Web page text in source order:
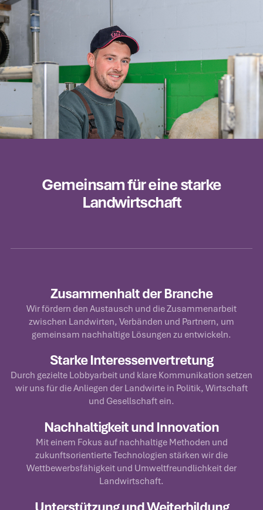
Gemeinsam für eine starke
Landwirtschaft
Zusammenhalt der Branche
Wir fördern den Austausch und die Zusammenarbeit
zwischen Landwirten, Verbänden und Partnern, um
gemeinsam nachhaltige Lösungen zu entwickeln.
Starke Interessenvertretung
Durch gezielte Lobbyarbeit und klare Kommunikation setzen
wir uns für die Anliegen der Landwirte in Politik, Wirtschaft
und Gesellschaft ein.
Nachhaltigkeit und Innovation
Mit einem Fokus auf nachhaltige Methoden und
zukunftsorientierte Technologien stärken wir die
Wettbewerbsfähigkeit und Umweltfreundlichkeit der
Landwirtschaft.